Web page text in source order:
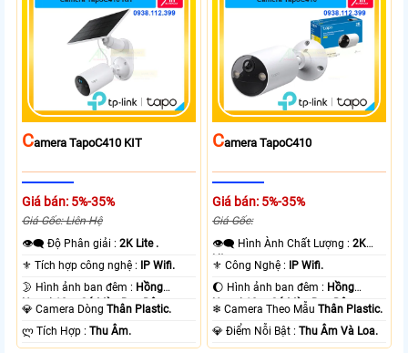
CAmera TapoC410 KIT
Giá bán: 5%-35%
Giá Gốc: Liên Hệ
👁️‍🗨 Độ Phân giải :2K Lite .
⚜️ Tích hợp công nghệ :
IP Wifi.
🌛 Hình ảnh ban đêm : Hồng
Ngoại 10m Có Màu Ban Ðêm.
💎 Camera DòngThân Plastic.
️ლ Tích Hợp :Thu Âm.
CAmera TapoC410
Giá bán: 5%-35%
Giá Gốc:
👁️‍🗨 Hình Ành Chất Lượng :2K
Lite .
⚜️ Công Nghệ :
IP Wifi.
🌔 Hình ảnh ban đêm : Hồng
Ngoại 10m Có Màu Ban Ðêm.
❄ Camera Theo MẫuThân Plastic.
️💎 Điểm Nỗi Bật :Thu Âm Và Loa.